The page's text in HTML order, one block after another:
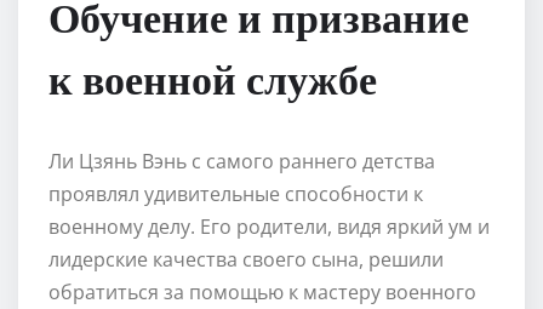
Обучение и призвание
к военной службе
Ли Цзянь Вэнь с самого раннего детства
проявлял удивительные способности к
военному делу. Его родители, видя яркий ум и
лидерские качества своего сына, решили
обратиться за помощью к мастеру военного